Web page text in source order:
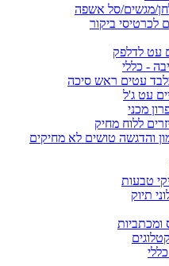
מגשים/סל אשפה
לכרטיסי ביקור
עט לדלפק
- כללי
עטים ראש סיכה
עט ג'ל
מכני
ללוח מחיק
והדגשה טושים לא מחיקים
טבעות
תיוק
ומכתביות